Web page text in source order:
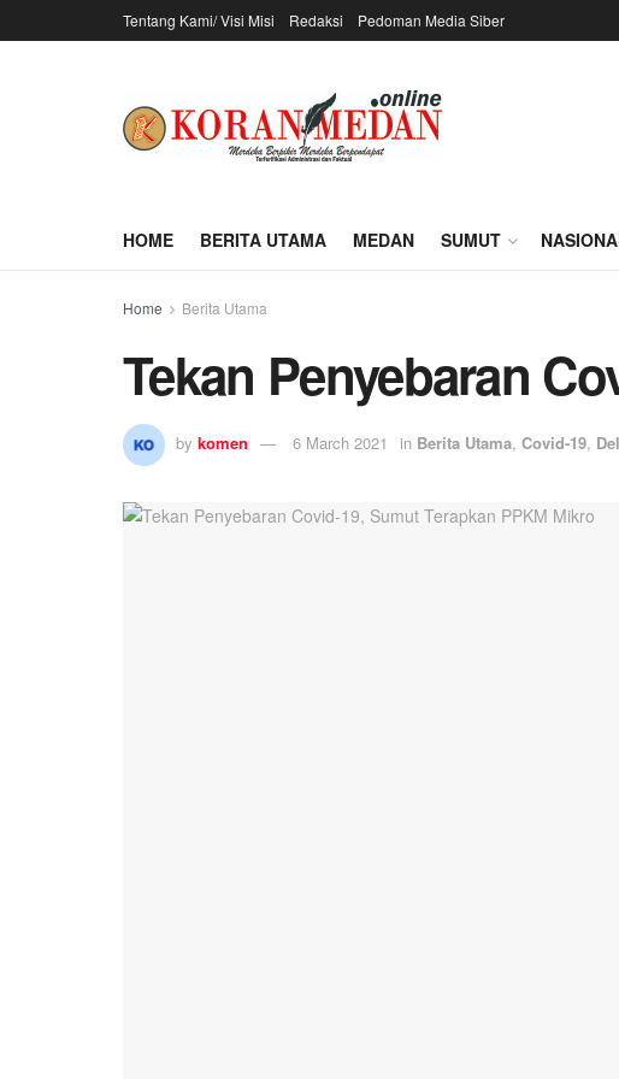
Tentang Kami/ Visi Misi Redaksi Pedoman Media Siber
HOME BERITA UTAMA MEDAN SUMUT
Home Berita Utama
Tekan Penyebaran
by komen 6 March 2021 in Berita Utama, Covid-19,